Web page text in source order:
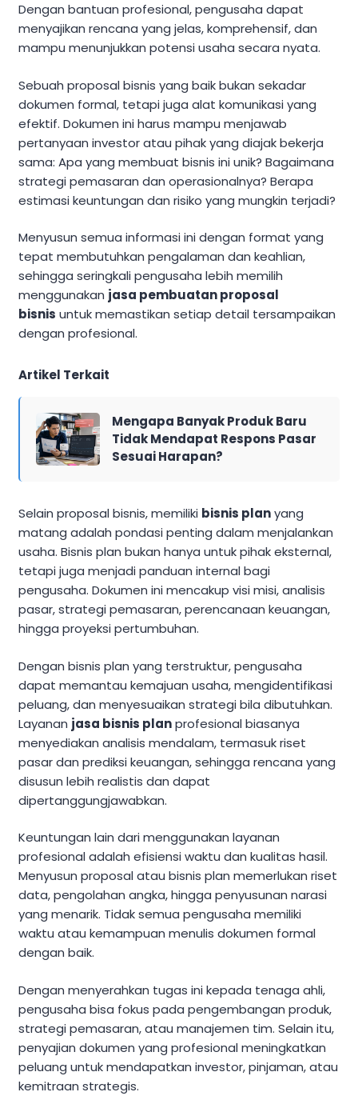
Dengan bantuan profesional, pengusaha dapat
menyajikan rencana yang jelas, komprehensif, dan
mampu menunjukkan potensi usaha secara nyata.
Sebuah proposal bisnis yang baik bukan sekadar
dokumen formal, tetapi juga alat komunikasi yang
efektif. Dokumen ini harus mampu menjawab
pertanyaan investor atau pihak yang diajak bekerja
sama: Apa yang membuat bisnis ini unik? Bagaimana
strategi pemasaran dan operasionalnya? Berapa
estimasi keuntungan dan risiko yang mungkin terjadi?
Menyusun semua informasi ini dengan format yang
tepat membutuhkan pengalaman dan keahlian,
sehingga seringkali pengusaha lebih memilih
menggunakan jasa pembuatan proposal
bisnis untuk memastikan setiap detail tersampaikan
dengan profesional.
Artikel Terkait
Mengapa Banyak Produk Baru
Tidak Mendapat Respons Pasar
Sesuai Harapan?
Selain proposal bisnis, memiliki bisnis planyang
matang adalah pondasi penting dalam menjalankan
usaha. Bisnis plan bukan hanya untuk pihak eksternal,
tetapi juga menjadi panduan internal bagi
pengusaha. Dokumen ini mencakup visi misi, analisis
pasar, strategi pemasaran, perencanaan keuangan,
hingga proyeksi pertumbuhan.
Dengan bisnis plan yang terstruktur, pengusaha
dapat memantau kemajuan usaha, mengidentifikasi
peluang, dan menyesuaikan strategi bila dibutuhkan.
Layanan jasa bisnis planprofesional biasanya
menyediakan analisis mendalam, termasuk riset
pasar dan prediksi keuangan, sehingga rencana yang
disusun lebih realistis dan dapat
dipertanggungjawabkan.
Keuntungan lain dari menggunakan layanan
profesional adalah efisiensi waktu dan kualitas hasil.
Menyusun proposal atau bisnis plan memerlukan riset
data, pengolahan angka, hingga penyusunan narasi
yang menarik. Tidak semua pengusaha memiliki
waktu atau kemampuan menulis dokumen formal
dengan baik.
Dengan menyerahkan tugas ini kepada tenaga ahli,
pengusaha bisa fokus pada pengembangan produk,
strategi pemasaran, atau manajemen tim. Selain itu,
penyajian dokumen yang profesional meningkatkan
peluang untuk mendapatkan investor, pinjaman, atau
kemitraan strategis.